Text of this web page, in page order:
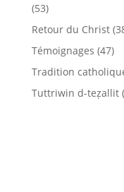
(53)
Retour du Christ
Témoignages (47)
Tradition
Tuttriwin d-teẓallit